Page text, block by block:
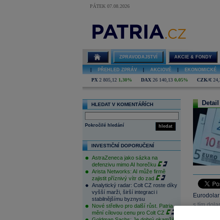
PÁTEK 07.08.2026
ZPRAVODAJSTVÍ AKCIE & FONDY
PŘEHLED ZPRÁV AKCIOVÉ EKONOMICKÉ
PX 2 805,12 1,30% DAX 26 140,13 0,05% CZK/€
HLEDAT V KOMENTÁŘÍCH
hledat
Pokročilé hledání
INVESTIČNÍ DOPORUČENÍ
AstraZeneca jako sázka na
defenzivu mimo AI horečku
Arista Networks: AI může firmě
zajistit příznivý vítr do zad
Analytický radar: Colt CZ roste díky
vyšší marži, širší integraci i
stabilnějšímu byznysu
Nové střelivo pro další růst. Patria
mění cílovou cenu pro Colt CZ
s tím